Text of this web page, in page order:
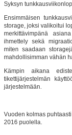
Syksyn
Ensimmäisen
storage, joksi valikoitui
merkittävimpänä
ihmettely sekä
miten saadaan
mahdollisimman vähän
Kämpin aikana
tikettijärjestelmän
järjestelmään.
Vuoden kolmas
2016 puolella.